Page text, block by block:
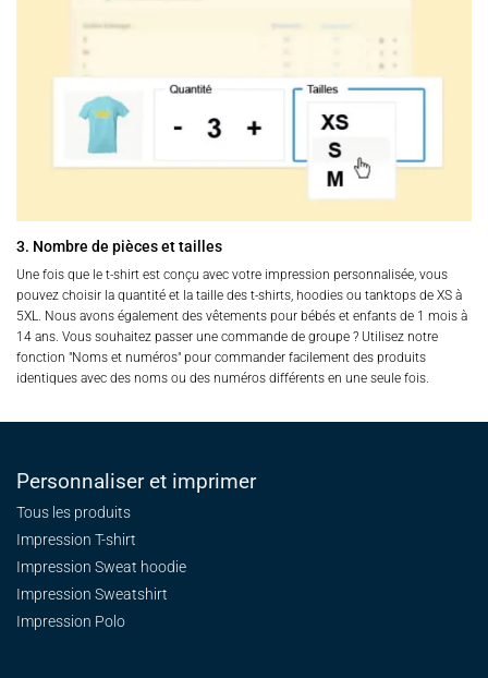
3. Nombre de pièces et tailles
Une fois que le t-shirt est conçu avec votre impression personnalisée, vous
pouvez choisir la quantité et la taille des t-shirts, hoodies ou tanktops de XS à
5XL. Nous avons également des vêtements pour bébés et enfants de 1 mois à
14 ans. Vous souhaitez passer une commande de groupe ? Utilisez notre
fonction "Noms et numéros" pour commander facilement des produits
identiques avec des noms ou des numéros différents en une seule fois.
Personnaliser et imprimer
Tous les produits
Impression T-shirt
Impression Sweat hoodie
Impression Sweatshirt
Impression Polo